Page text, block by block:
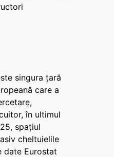
singura țară
care a
în ultimul
spațiul
cheltuielile
date Eurostat